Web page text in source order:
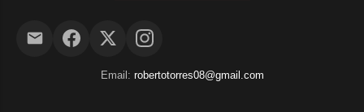
Email: robertotorres08@gmail.com